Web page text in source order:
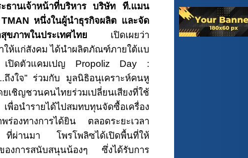
ธานเจ้าหน้าที่บริหาร บริษัท ที.แมน
TMAN หนึ่งในผู้นำธุรกิจผลิต และจัด
สุขภาพในประเทศไทย เปิดเผยว่า
ให้แก่สังคม ได้นำผลิตภัณฑ์ภายใต้แบ
ปิดตัวแคมเปญ Propoliz Day :
ถึงใจ” ร่วมกับ มูลนิธิอนุเคราะห์คนหู
ญชวนคนไทยร่วมเปลี่ยนเสียงที่ใช้
พื่อนำรายได้ไปสมทบทุนจัดซื้อเครื่อง
ร่องทางการได้ยิน
ตลอดระยะเวลา
ที่ผ่านมา โพรโพลิซได้เปิดพื้นที่ให้
องการสนับสนุนน้องๆ ซึ่งได้รับการ